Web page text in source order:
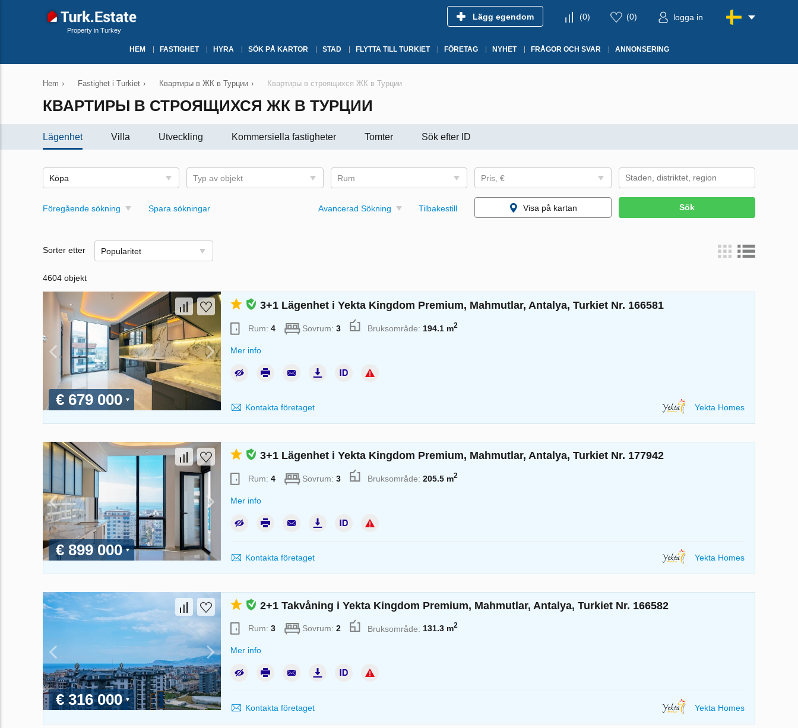
Property in Turkey
Lägg egendom (0) (0) logga in
HEM FASTIGHET HYRA SÖK PÅ KARTOR STAD FLYTTA TILL TURKIET FÖRETAG NYHET FRÅGOR OCH SVAR ANNONSERING
Hem › Fastighet i Turkiet › Квартиры в ЖК в Турции › Квартиры в строящихся ЖК в Турции
КВАРТИРЫ В СТРОЯЩИХСЯ ЖК В ТУРЦИИ
Lägenhet Villa Utveckling Kommersiella fastigheter Tomter Sök efter ID
Köpa Typ av objekt Rum Pris, €
Föregående sökning Spara sökningar Avancerad Sökning Tilbakestill Visa på kartan Sök
Sorter etter Popularitet
4604 objekt
€ 679 000
3+1 Lägenhet i Yekta Kingdom Premium, Mahmutlar, Antalya, Turkiet Nr. 166581
Rum: 4 Sovrum: 3 Bruksområde: 194.1 m2
Mer info
Kontakta företaget Yekta Homes
€ 899 000
3+1 Lägenhet i Yekta Kingdom Premium, Mahmutlar, Antalya, Turkiet Nr. 177942
Rum: 4 Sovrum: 3 Bruksområde: 205.5 m2
Mer info
Kontakta företaget Yekta Homes
€ 316 000
2+1 Takvåning i Yekta Kingdom Premium, Mahmutlar, Antalya, Turkiet Nr. 166582
Rum: 3 Sovrum: 2 Bruksområde: 131.3 m2
Mer info
Kontakta företaget Yekta Homes